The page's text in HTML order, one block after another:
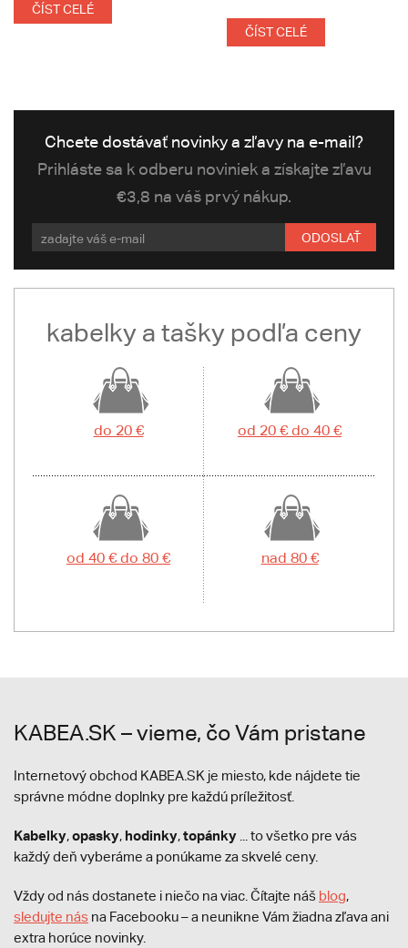
ČÍST CELÉ
ČÍST CELÉ
Chcete dostávať novinky a zľavy na e-mail?
Prihláste sa k odberu noviniek a získajte zľavu
€3,8 na váš prvý nákup.
ODOSLAŤ
kabelky a tašky podľa ceny
do 20 € od 20 € do 40 €
od 40 € do 80 € nad 80 €
KABEA.SK – vieme, čo Vám pristane
Internetový obchod KABEA.SK je miesto, kde nájdete tie
správne módne doplnky pre každú príležitosť.
Kabelky,opasky, hodinky,topánky ... to všetko pre vás
každý deň vyberáme a ponúkame za skvelé ceny.
Vždy od nás dostanete i niečo na viac. Čítajte náš blog,
sledujte nás na Facebooku – a neunikne Vám žiadna zľava ani
extra horúce novinky.